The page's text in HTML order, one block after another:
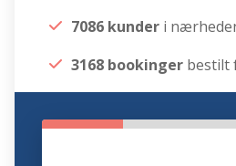
7086 kunder i
3168 bookinger bestilt